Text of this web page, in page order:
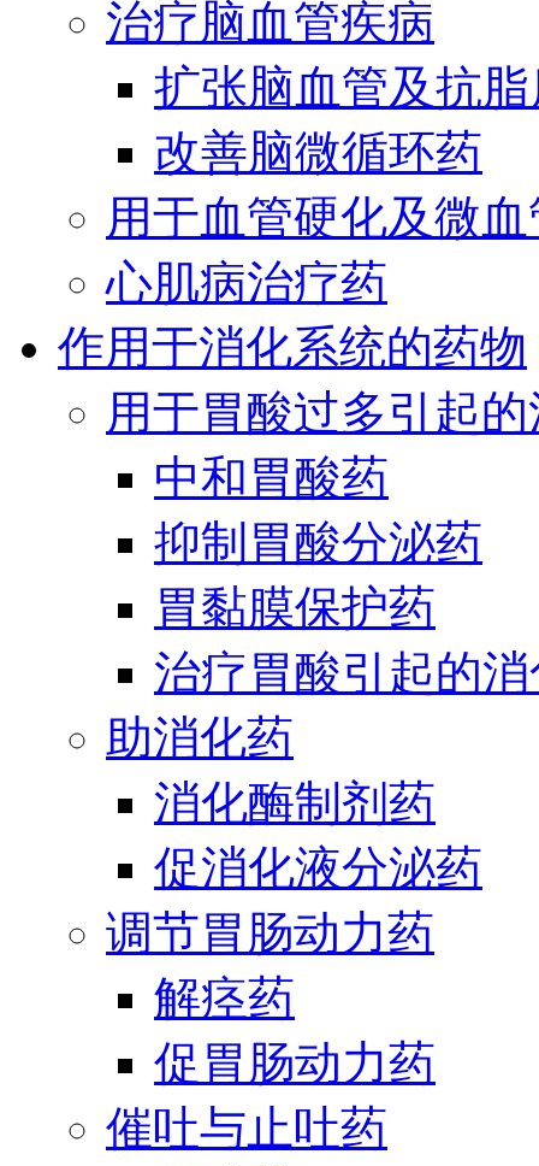
治疗脑血管疾病
扩张脑血管及抗
改善脑微循环药
用于血管硬化及微
心肌病治疗药
作用于消化系统的药物
用于胃酸过多引起
中和胃酸药
抑制胃酸分泌药
胃黏膜保护药
治疗胃酸引起的
助消化药
消化酶制剂药
促消化液分泌药
调节胃肠动力药
解痉药
促胃肠动力药
催吐与止吐药